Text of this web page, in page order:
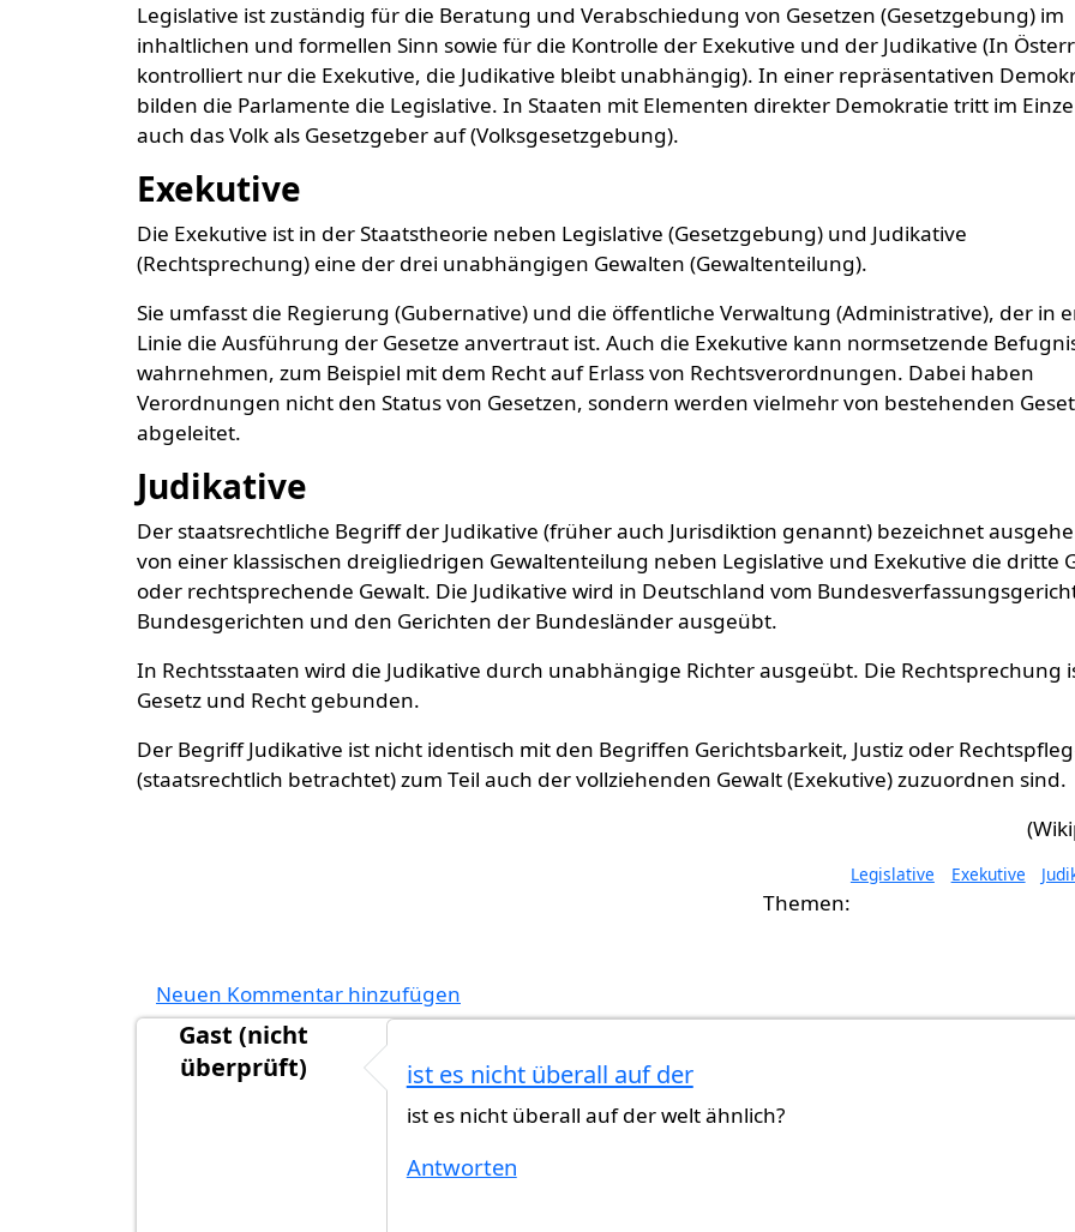
Legislative ist zuständig für die Beratung und Verabschiedung von Gesetzen (Gesetzgebung) im
inhaltlichen und formellen Sinn sowie für die Kontrolle der Exekutive und der Judikative (In
kontrolliert nur die Exekutive, die Judikative bleibt unabhängig). In einer repräsentativen
bilden die Parlamente die Legislative. In Staaten mit Elementen direkter Demokratie tritt im
auch das Volk als Gesetzgeber auf (Volksgesetzgebung).
Exekutive
Die Exekutive ist in der Staatstheorie neben Legislative (Gesetzgebung) und Judikative
(Rechtsprechung) eine der drei unabhängigen Gewalten (Gewaltenteilung).
Sie umfasst die Regierung (Gubernative) und die öffentliche Verwaltung (Administrative), der in
Linie die Ausführung der Gesetze anvertraut ist. Auch die Exekutive kann normsetzende
wahrnehmen, zum Beispiel mit dem Recht auf Erlass von Rechtsverordnungen. Dabei haben
Verordnungen nicht den Status von Gesetzen, sondern werden vielmehr von bestehenden
abgeleitet.
Judikative
Der staatsrechtliche Begriff der Judikative (früher auch Jurisdiktion genannt) bezeichnet
von einer klassischen dreigliedrigen Gewaltenteilung neben Legislative und Exekutive die dritte
oder rechtsprechende Gewalt. Die Judikative wird in Deutschland vom
Bundesgerichten und den Gerichten der Bundesländer ausgeübt.
In Rechtsstaaten wird die Judikative durch unabhängige Richter ausgeübt. Die Rechtsprechung
Gesetz und Recht gebunden.
Der Begriff Judikative ist nicht identisch mit den Begriffen Gerichtsbarkeit, Justiz oder
(staatsrechtlich betrachtet) zum Teil auch der vollziehenden Gewalt (Exekutive) zuzuordnen sind.
Legislative Exekutive
Neuen Kommentar hinzufügen
Gast (nicht
überprüft)
ist es nicht überall auf der
ist es nicht überall auf der welt ähnlich?
Antworten